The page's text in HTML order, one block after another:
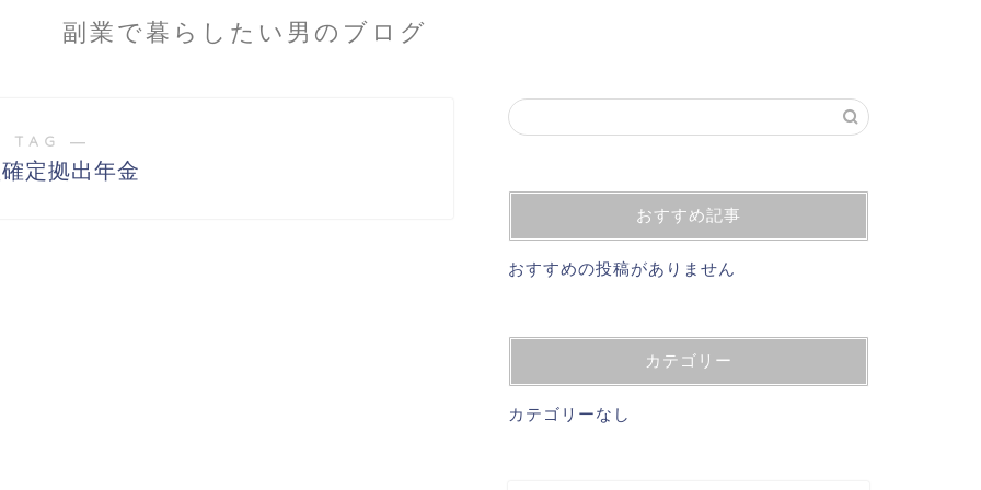
副業で暮らしたい男のブログ
TAG ―
定拠出年金
おすすめ記事
おすすめの投稿がありません
カテゴリー
カテゴリーなし